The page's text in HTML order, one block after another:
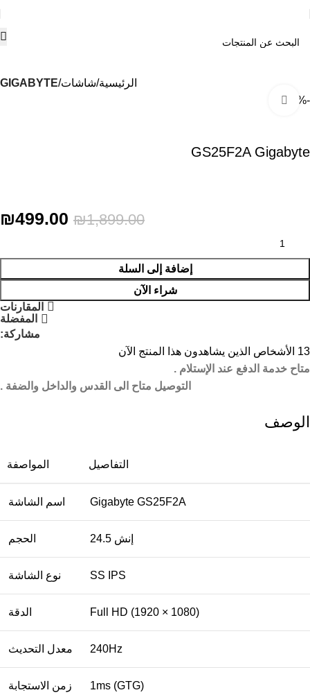
الرئيسية شاشات GIGABYTE
-74%
GS25F2A Gigabyte
₪1,899.00
₪499.00
إضافة إلى السلة
شراء الآن
المقارنات
المفضلة
مشاركة:
13 الأشخاص الذين يشاهدون هذا المنتج الآن
متاح خدمة الدفع عند الإستلام .
التوصيل متاح الى القدس والداخل والضفة .
الوصف
المواصفة التفاصيل
اسم الشاشة Gigabyte GS25F2A
الحجم 24.5 إنش
نوع الشاشة SS IPS
الدقة Full HD (1920 × 1080)
معدل التحديث 240Hz
زمن الاستجابة 1ms (GTG)